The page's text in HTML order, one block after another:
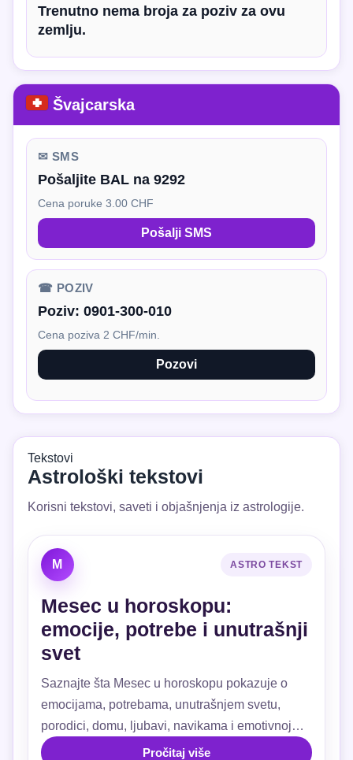
Trenutno nema broja za poziv za ovu
zemlju.
Švajcarska
✉ SMS
Pošaljite BAL na 9292
Cena poruke 3.00 CHF
Pošalji SMS
☎ POZIV
Poziv: 0901-300-010
Cena poziva 2 CHF/min.
Pozovi
Tekstovi
Astrološki tekstovi
Korisni tekstovi, saveti i objašnjenja iz astrologije.
M ASTRO TEKST
Mesec u horoskopu:
emocije, potrebe i unutrašnji
svet
Saznajte šta Mesec u horoskopu pokazuje o
emocijama, potrebama, unutrašnjem svetu,
porodici, domu, ljubavi, navikama i emotivnoj
sigurnosti.
Pročitaj više